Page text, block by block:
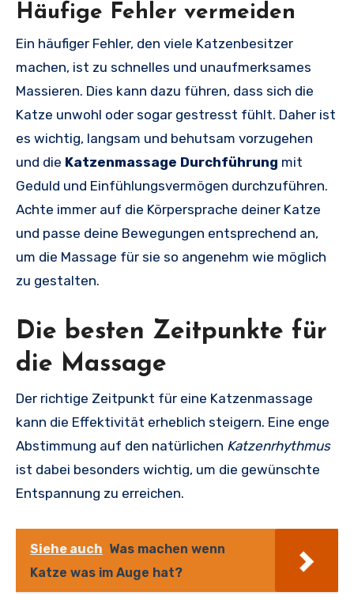
Häufige Fehler vermeiden
Ein häufiger Fehler, den viele Katzenbesitzer
machen, ist zu schnelles und unaufmerksames
Massieren. Dies kann dazu führen, dass sich die
Katze unwohl oder sogar gestresst fühlt. Daher ist
es wichtig, langsam und behutsam vorzugehen
und die Katzenmassage Durchführung mit
Geduld und Einfühlungsvermögen durchzuführen.
Achte immer auf die Körpersprache deiner Katze
und passe deine Bewegungen entsprechend an,
um die Massage für sie so angenehm wie möglich
zu gestalten.
Die besten Zeitpunkte für
die Massage
Der richtige Zeitpunkt für eine Katzenmassage
kann die Effektivität erheblich steigern. Eine enge
Abstimmung auf den natürlichen Katzenrhythmus
ist dabei besonders wichtig, um die gewünschte
Entspannung zu erreichen.
Siehe auch Was machen wenn
Katze was im Auge hat?